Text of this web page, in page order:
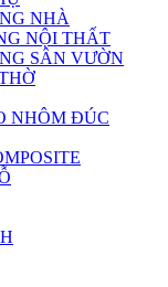
NHÀ
NỘI THẤT
SÂN VƯỜN
NHÔM ĐÚC